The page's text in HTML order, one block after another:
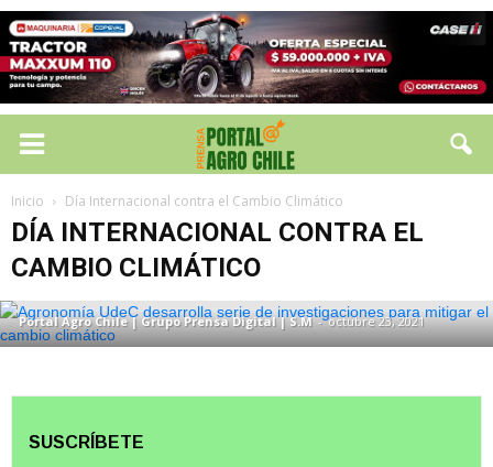
Inicio Día Internacional contra el Cambio Climático
DÍA INTERNACIONAL CONTRA EL
CAMBIO CLIMÁTICO
DÍA INTERNACIONAL CONTRA EL CAMBIO CLIMÁTICO
Agronomía UdeC desarrolla serie de
investigaciones para mitigar el cambio
Portal Agro Chile | Grupo Prensa Digital | S.M - octubre 23, 2021
SUSCRÍBETE